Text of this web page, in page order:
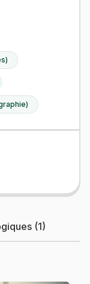
(1)